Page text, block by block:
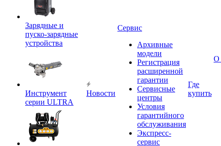
Зарядные и
пуско-зарядные
устройства
Инструмент
серии ULTRA
Новости
Сервис
Архивные
модели
Регистрация
расширенной
гарантии
Сервисные
центры
Условия
гарантийного
обслуживания
Экспресс-
сервис
Где
купить
О